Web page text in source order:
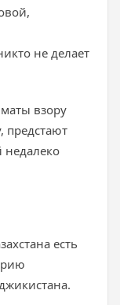
не делает
взору
предстают
недалеко
есть